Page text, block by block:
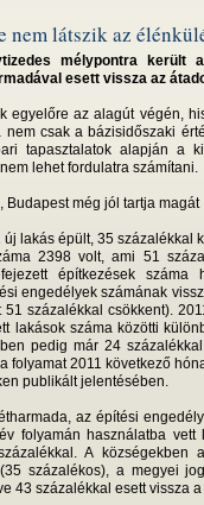
nem látszik az
mélypontra került
esett vissza az
egyelőre az alagút végén,
nem csak a bázisidőszaki
tapasztalatok alapján a
lehet fordulatra számítani.
Budapest még jól tartja magát
lakás épült, 35 százalékkal
2398 volt, ami 51
építkezések
engedélyek számának
százalékkal csökkent).
lakások száma közötti
pedig már 24
folyamat 2011 következő
publikált jelentésében.
az építési
folyamán használatba
A községekben
százalékos), a megyei
43 százalékkal esett vissza